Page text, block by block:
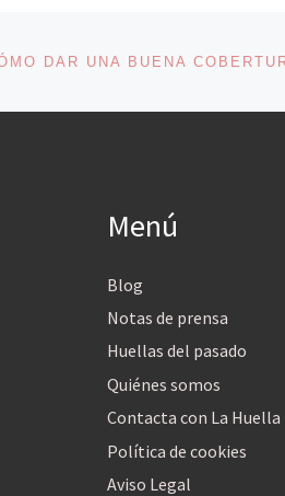
Menú
Blog
Notas de prensa
Huellas del pasado
Quiénes somos
Contacta con La Huella
Política de cookies
Aviso Legal